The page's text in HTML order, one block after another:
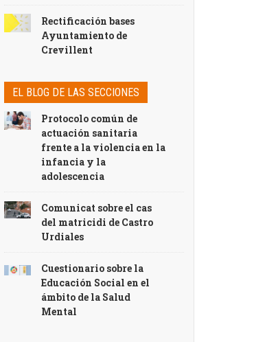
Rectificación bases
Ayuntamiento de
Crevillent
EL BLOG DE LAS SECCIONES
Protocolo común de
actuación sanitaria
frente a la violencia en la
infancia y la
adolescencia
Comunicat sobre el cas
del matricidi de Castro
Urdiales
Cuestionario sobre la
Educación Social en el
ámbito de la Salud
Mental